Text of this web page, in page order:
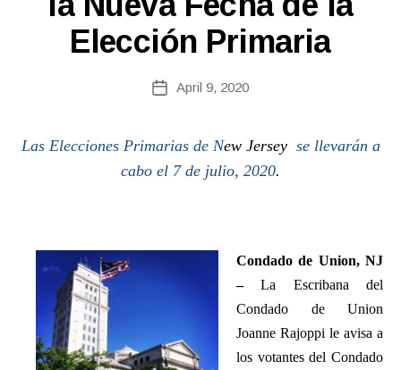
Elección Primaria
author
b
Si
ra
PostApril 9, 2020
Las Elecciones Primarias de New Jersey se llevarán a
cabo el 7 de julio, 2020.
Condado de Union, NJ
–La Escribana del
Condado de Union
Joanne Rajoppi le avisa a
los votantes del Condado